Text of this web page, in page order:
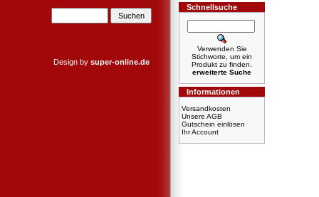
Design by super-online.de
Schnellsuche
Verwenden Sie
Stichworte, um ein
Produkt zu finden.
erweiterte Suche
Informationen
Versandkosten
Unsere AGB
Gutschein einlösen
Ihr Account